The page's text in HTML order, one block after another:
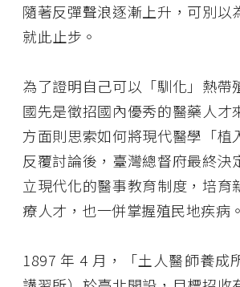
隨著反彈聲浪逐漸上升，可別以
就此止步。
為了證明自己可以「馴化」熱帶
國先是徵招國內優秀的醫藥人才
方面則思索如何將現代醫學「植
反覆討論後，臺灣總督府最終決
立現代化的醫事教育制度，培育
療人才，也一併掌握殖民地疾病。
1897 年 4 月，「土人醫師養成